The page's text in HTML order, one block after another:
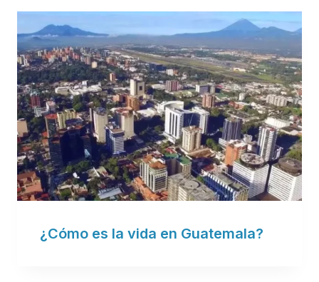
¿Cómo es la vida en Guatemala?